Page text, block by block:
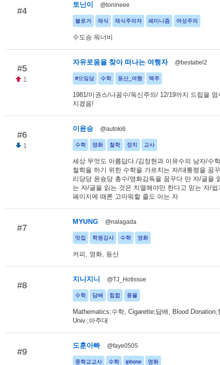
#4
토닌이 @tonineee
블로거 채식 채식주의자 페미니즘 여성주의
수도승 워너비
#5
1
자유로움을 찾아 떠나는 여행자 @bestabel2
#으잌당 수학 등산_여행 맥주
1981/미권스/나꼼수/독신주의/ 12/19까지 드립을 멈
지겠음!
#6
1
이윤승 @autoki6
수학 영화 철학 정치 교사
세상 무엇도 아름답다./김정현과 이유수의 남자/수
철학을 하기 위한 수학을 가르치는 자/대통령을 꿈
리당당 윤슝당 총수/영화감독을 꿈꾸다 만 자/글을
는 자/글을 읽는 것은 치열해야만 한다고 믿는 자/쉽
페이지에 때론 고마워할 줄도 아는 자
#7
MYUNG @nalagada
맛집 학원강사 수학 영화
커피, 영화, 등산
#8
지니지니 @TJ_Hotissue
수학 담배 힙합 풍물
Mathematics;수학, Cigarette;담배, Blood Donation;
Univ.;아주대
#9
도훈아빠 @faye0505
중학교교사 수학 iphone 영화